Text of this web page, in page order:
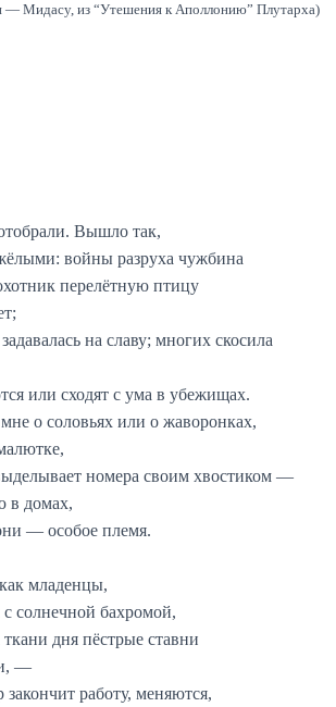
— Мидасу, из “Утешения к Аполлонию” Плутарха)
Вышло так,
войны разруха чужбина
перелётную птицу
на славу; многих скосила
или сходят с ума в убежищах.
о соловьях или о жаворонках,
номера своим хвостиком —
в домах,
— особое племя.
младенцы,
солнечной бахромой,
дня пёстрые ставни
—
закончит работу, меняются,